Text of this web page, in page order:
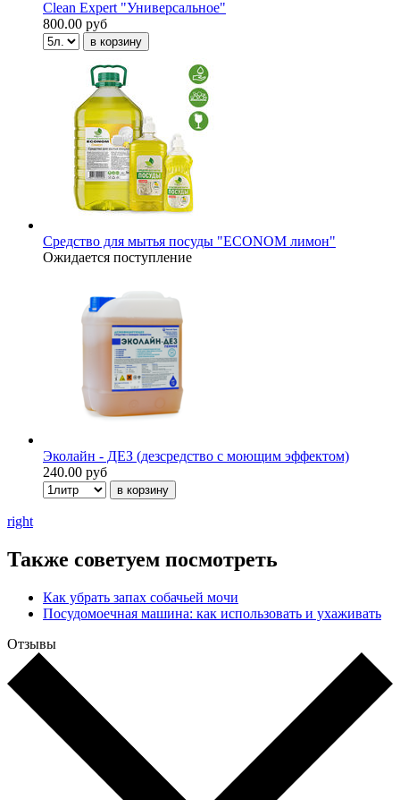
Clean Expert "Универсальное"
800.00 руб
Средство для мытья посуды "ECONOM лимон"
Ожидается поступление
Эколайн - ДЕЗ (дезсредство с моющим эффектом)
240.00 руб
right
Также советуем посмотреть
Как убрать запах собачьей мочи
Посудомоечная машина: как использовать и ухаживать
Отзывы